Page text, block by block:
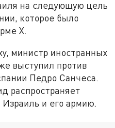
на следующую цель
которое было
X.
министр иностранных
выступил против
Педро Санчеса.
распространяет
и его армию.